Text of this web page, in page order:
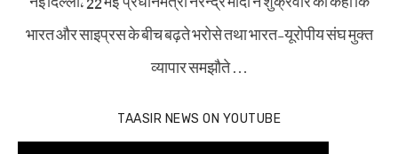
भारत और साइप्रस के बीच बढ़ते भरोसे तथा भारत-यूरोपीय संघ मुक्त
व्यापार समझौते …
TAASIR NEWS ON YOUTUBE